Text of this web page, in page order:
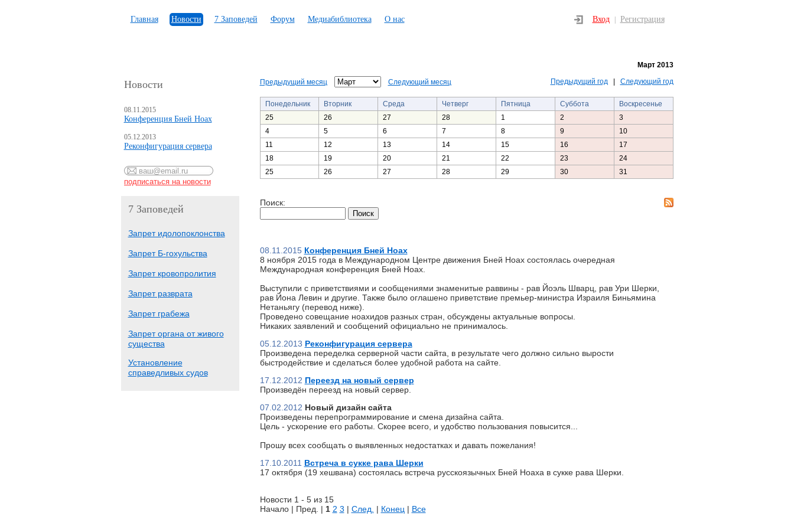
Главная Новости 7 Заповедей Форум Медиабиблиотека О нас Вход Регистрация
Новости
08.11.2015
Конференция Бней Ноах
05.12.2013
Реконфигурация сервера
7 Заповедей
Запрет идолопоклонства
Запрет Б-гохульства
Запрет кровопролития
Запрет разврата
Запрет грабежа
Запрет органа от живого
существа
Установление
справедливых судов
Март 2013
Предыдущий месяц Следующий месяц Предыдущий год| Следующий год
Понедельник Вторник Среда Четверг Пятница Суббота
Воскресенье
25
26 27 28 1 2
3
4
5 6 7 8 9
10
11
12 13 14 15 16
17
18
19 20 21 22 23
24
25
26 27 28 29 30 31
Поиск:
08.11.2015 Конференция Бней Ноах
8 ноября 2015 года в Международном Центре движения Бней Ноах состоялась очередная
Международная конференция Бней Ноах.
Выступили с приветствиями и сообщениями знаменитые раввины - рав Йоэль Шварц, рав Ури Шерки,
рав Йона Левин и другие. Также было оглашено приветствие премьер-министра Израиля Биньямина
Нетаньягу (перевод ниже).
Проведено совещание ноахидов разных стран, обсуждены актуальные вопросы.
Никаких заявлений и сообщений официально не принималось.
05.12.2013 Реконфигурация сервера
Произведена переделка серверной части сайта, в результате чего должно сильно вырости
быстродействие и сделаться более удобной работа на сайте.
17.12.2012 Переезд на новый сервер
Произведён переезд на новый сервер.
07.02.2012 Новый дизайн сайта
Произведены перепрограммирование и смена дизайна сайта.
Цель - ускорение его работы. Скорее всего, и удобство пользования повысится...
Прошу всех сообщать о выявленных недостатках и давать пожелания!
17.10.2011 Встреча в сукке рава Шерки
17 октября (19 хешвана) состоялась встреча русскоязычных Бней Ноаха в сукке рава Шерки.
Новости 1 - 5 из 15
Начало | Пред. | 1 2 3 | След. | Конец | Все